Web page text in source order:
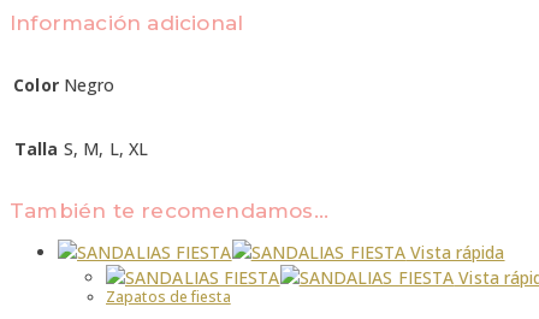
Información adicional
Color Negro
Talla S, M, L, XL
También te recomendamos…
Vista rápida
Vista
Zapatos de fiesta